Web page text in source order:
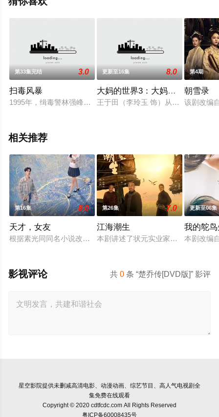
第33集完结 3.0
扫毒风暴
1995年，缉毒警林强峰（段奕宏 饰）结束卧底生涯，为追查毒
更新至16集 8.0
大妈的世界3：大妈闯职场
王于田（李玲玉 饰）从老年大学毕
第4期
朝雪录
该剧改编
相关推荐
第16集 8.0
天才，女友
根据素光同同名小说改编。江逾白长大以后，林知夏忽然对他说
第26集 7.0
江海潮生
本剧讲述了状元实业家张謇创办大生
更新至06集
我的鸵
本剧改编
共0 条 “楚乔传[DVD版]” 影评
影视评论
星空影院提供未删减高清电影、动漫动画、综艺节目、高人气电视剧全
集免费在线观看
Copyright © 2020 cdtfcdc.com All Rights Reserved
粤ICP备60008435号